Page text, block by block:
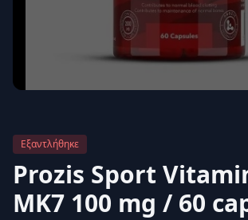
Εξαντλήθηκε
Prozis Sport
MK7 100 mg / 60